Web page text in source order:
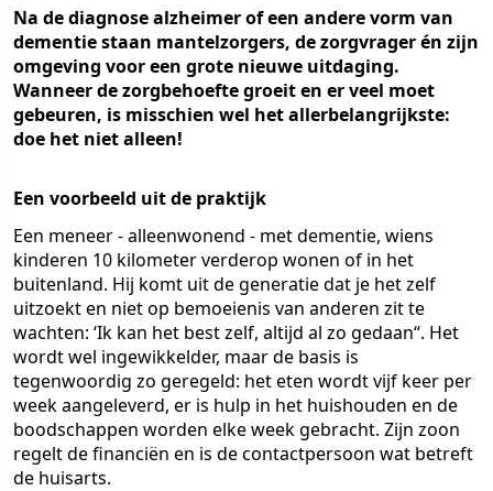
Na de diagnose alzheimer of een andere vorm van
dementie staan mantelzorgers, de zorgvrager én zijn
omgeving voor een grote nieuwe uitdaging.
Wanneer de zorgbehoefte groeit en er veel moet
gebeuren, is misschien wel het allerbelangrijkste:
doe het niet alleen!
Een voorbeeld uit de praktijk
Een meneer - alleenwonend - met dementie, wiens
kinderen 10 kilometer verderop wonen of in het
buitenland. Hij komt uit de generatie dat je het zelf
uitzoekt en niet op bemoeienis van anderen zit te
wachten: ‘Ik kan het best zelf, altijd al zo gedaan“. Het
wordt wel ingewikkelder, maar de basis is
tegenwoordig zo geregeld: het eten wordt vijf keer per
week aangeleverd, er is hulp in het huishouden en de
boodschappen worden elke week gebracht. Zijn zoon
regelt de financiën en is de contactpersoon wat betreft
de huisarts.